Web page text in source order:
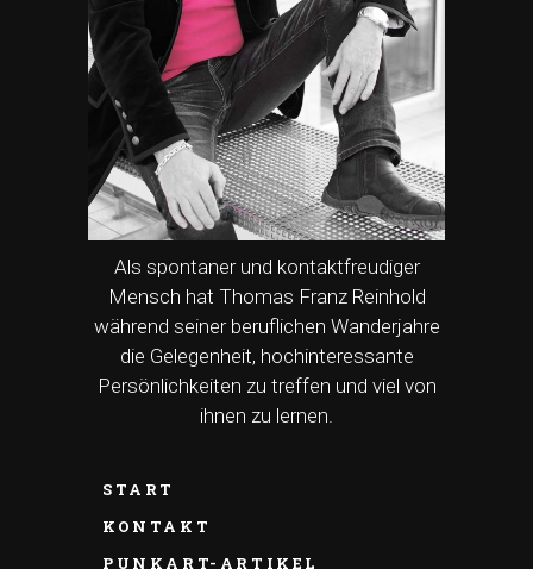
Als spontaner und kontaktfreudiger
Mensch hat Thomas Franz Reinhold
während seiner beruflichen Wanderjahre
die Gelegenheit, hochinteressante
Persönlichkeiten zu treffen und viel von
ihnen zu lernen.
START
KONTAKT
PUNKART-ARTIKEL